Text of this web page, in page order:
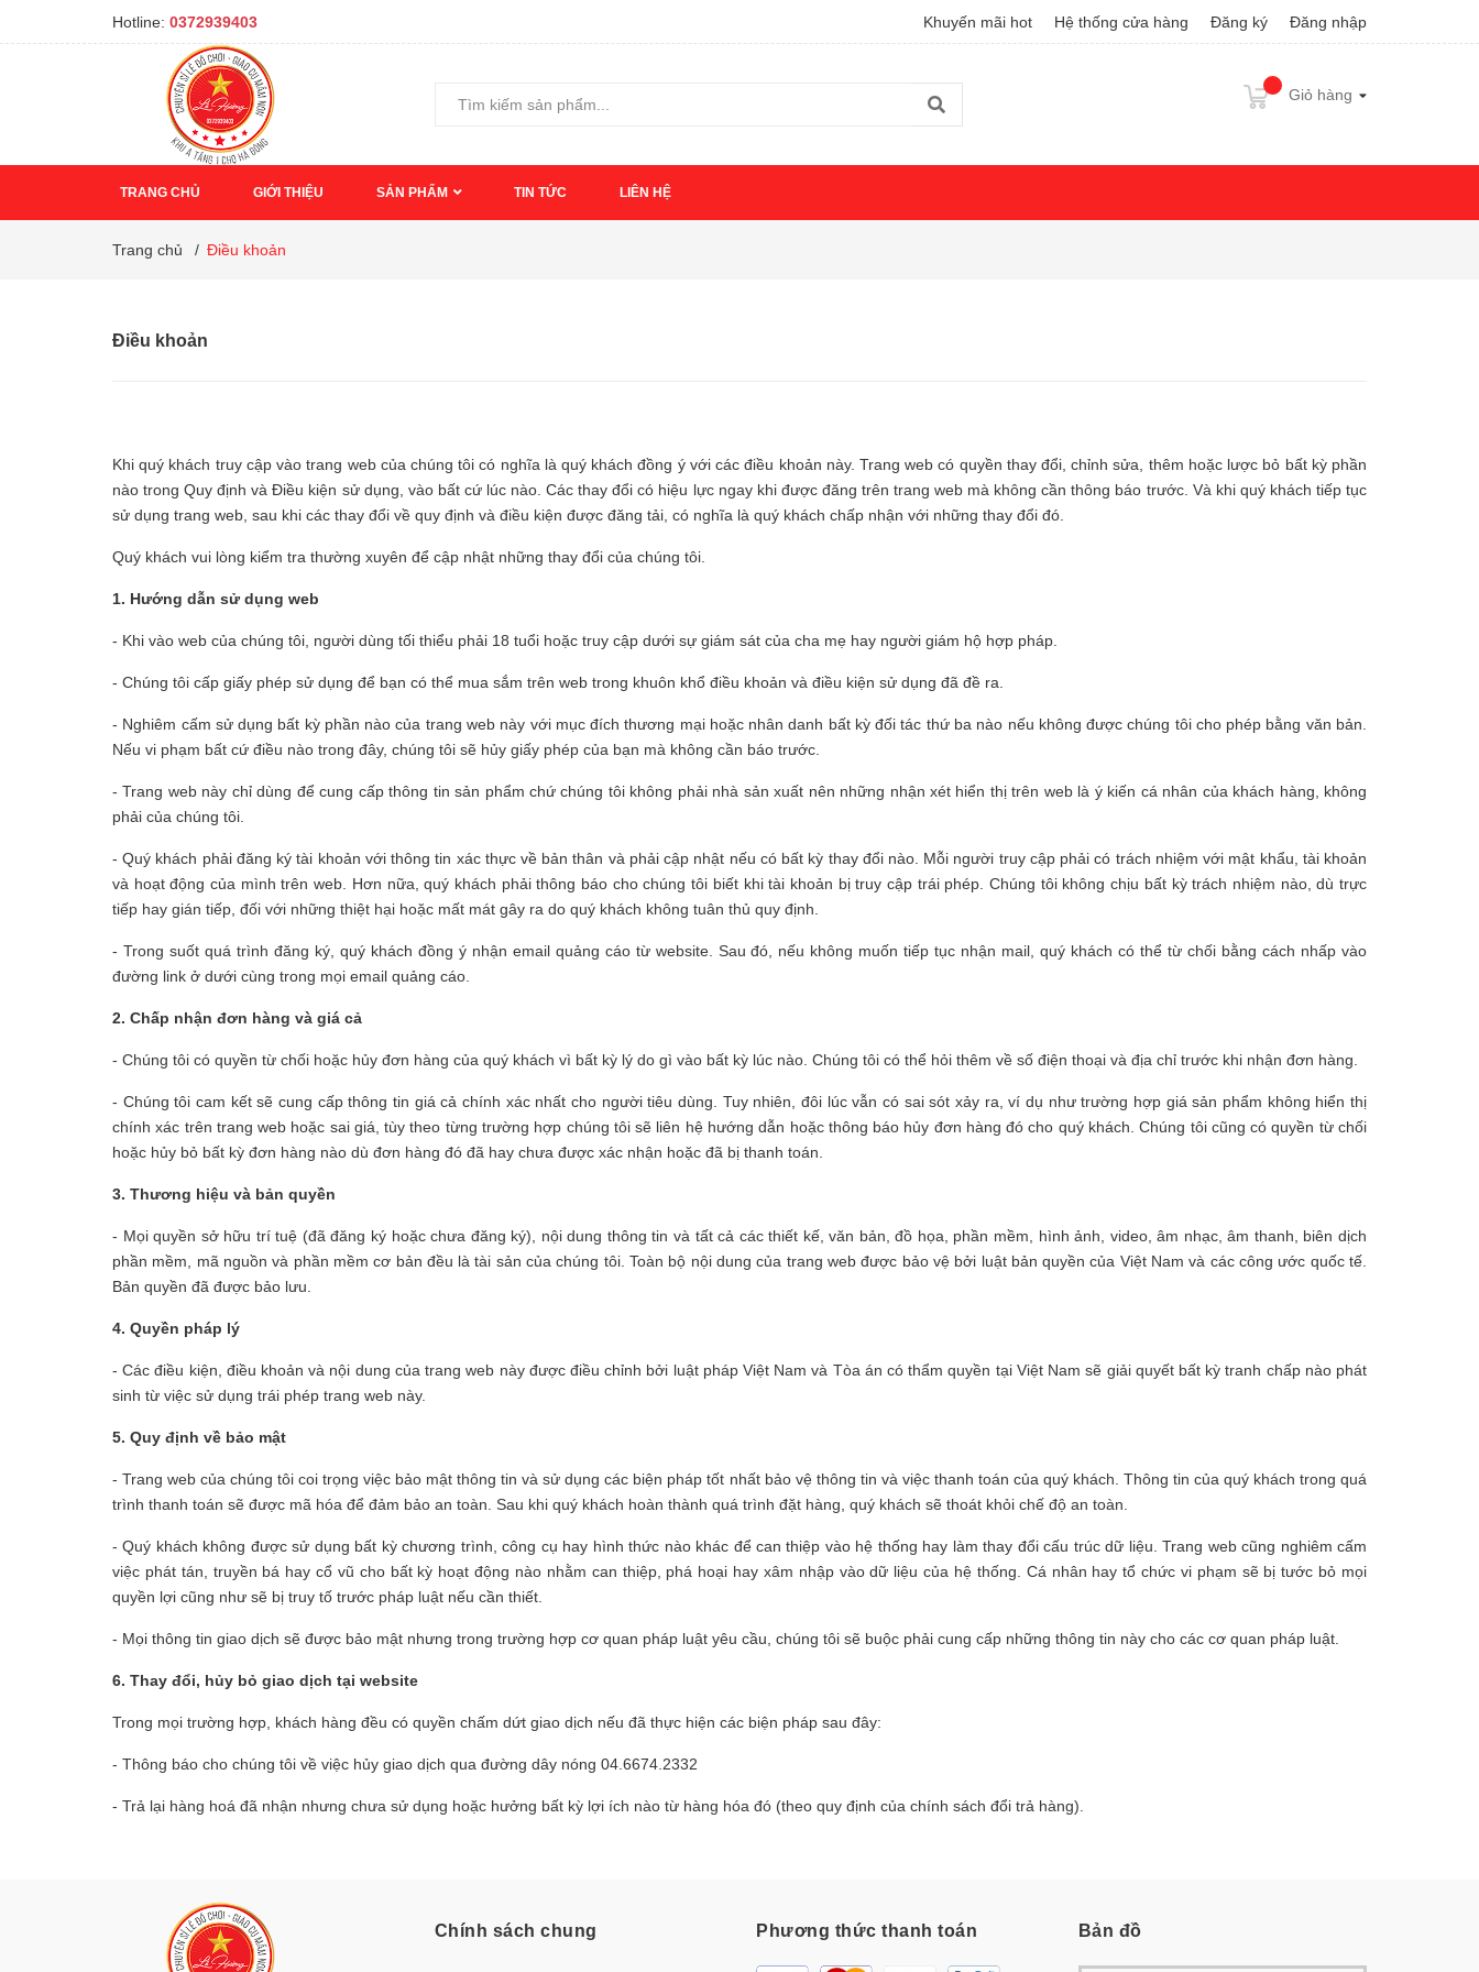
Hotline: 0372939403 Khuyến mãi hot Hệ thống cửa hàng Đăng ký Đăng nhập
Giỏ hàng
TRANG CHỦ GIỚI THIỆU SẢN PHẨM TIN TỨC LIÊN HỆ
Trang chủ / Điều khoản
Điều khoản
Khi quý khách truy cập vào trang web của chúng tôi có nghĩa là quý khách đồng ý với các điều khoản này. Trang web có quyền thay đổi, chỉnh sửa, thêm hoặc lược bỏ bất kỳ phần
nào trong Quy định và Điều kiện sử dụng, vào bất cứ lúc nào. Các thay đổi có hiệu lực ngay khi được đăng trên trang web mà không cần thông báo trước. Và khi quý khách tiếp tục
sử dụng trang web, sau khi các thay đổi về quy định và điều kiện được đăng tải, có nghĩa là quý khách chấp nhận với những thay đổi đó.
Quý khách vui lòng kiểm tra thường xuyên để cập nhật những thay đổi của chúng tôi.
1. Hướng dẫn sử dụng web
- Khi vào web của chúng tôi, người dùng tối thiểu phải 18 tuổi hoặc truy cập dưới sự giám sát của cha mẹ hay người giám hộ hợp pháp.
- Chúng tôi cấp giấy phép sử dụng để bạn có thể mua sắm trên web trong khuôn khổ điều khoản và điều kiện sử dụng đã đề ra.
- Nghiêm cấm sử dụng bất kỳ phần nào của trang web này với mục đích thương mại hoặc nhân danh bất kỳ đối tác thứ ba nào nếu không được chúng tôi cho phép bằng văn bản.
Nếu vi phạm bất cứ điều nào trong đây, chúng tôi sẽ hủy giấy phép của bạn mà không cần báo trước.
- Trang web này chỉ dùng để cung cấp thông tin sản phẩm chứ chúng tôi không phải nhà sản xuất nên những nhận xét hiển thị trên web là ý kiến cá nhân của khách hàng, không
phải của chúng tôi.
- Quý khách phải đăng ký tài khoản với thông tin xác thực về bản thân và phải cập nhật nếu có bất kỳ thay đổi nào. Mỗi người truy cập phải có trách nhiệm với mật khẩu, tài khoản
và hoạt động của mình trên web. Hơn nữa, quý khách phải thông báo cho chúng tôi biết khi tài khoản bị truy cập trái phép. Chúng tôi không chịu bất kỳ trách nhiệm nào, dù trực
tiếp hay gián tiếp, đối với những thiệt hại hoặc mất mát gây ra do quý khách không tuân thủ quy định.
- Trong suốt quá trình đăng ký, quý khách đồng ý nhận email quảng cáo từ website. Sau đó, nếu không muốn tiếp tục nhận mail, quý khách có thể từ chối bằng cách nhấp vào
đường link ở dưới cùng trong mọi email quảng cáo.
2. Chấp nhận đơn hàng và giá cả
- Chúng tôi có quyền từ chối hoặc hủy đơn hàng của quý khách vì bất kỳ lý do gì vào bất kỳ lúc nào. Chúng tôi có thể hỏi thêm về số điện thoại và địa chỉ trước khi nhận đơn hàng.
- Chúng tôi cam kết sẽ cung cấp thông tin giá cả chính xác nhất cho người tiêu dùng. Tuy nhiên, đôi lúc vẫn có sai sót xảy ra, ví dụ như trường hợp giá sản phẩm không hiển thị
chính xác trên trang web hoặc sai giá, tùy theo từng trường hợp chúng tôi sẽ liên hệ hướng dẫn hoặc thông báo hủy đơn hàng đó cho quý khách. Chúng tôi cũng có quyền từ chối
hoặc hủy bỏ bất kỳ đơn hàng nào dù đơn hàng đó đã hay chưa được xác nhận hoặc đã bị thanh toán.
3. Thương hiệu và bản quyền
- Mọi quyền sở hữu trí tuệ (đã đăng ký hoặc chưa đăng ký), nội dung thông tin và tất cả các thiết kế, văn bản, đồ họa, phần mềm, hình ảnh, video, âm nhạc, âm thanh, biên dịch
phần mềm, mã nguồn và phần mềm cơ bản đều là tài sản của chúng tôi. Toàn bộ nội dung của trang web được bảo vệ bởi luật bản quyền của Việt Nam và các công ước quốc tế.
Bản quyền đã được bảo lưu.
4. Quyền pháp lý
- Các điều kiện, điều khoản và nội dung của trang web này được điều chỉnh bởi luật pháp Việt Nam và Tòa án có thẩm quyền tại Việt Nam sẽ giải quyết bất kỳ tranh chấp nào phát
sinh từ việc sử dụng trái phép trang web này.
5. Quy định về bảo mật
- Trang web của chúng tôi coi trọng việc bảo mật thông tin và sử dụng các biện pháp tốt nhất bảo vệ thông tin và việc thanh toán của quý khách. Thông tin của quý khách trong quá
trình thanh toán sẽ được mã hóa để đảm bảo an toàn. Sau khi quý khách hoàn thành quá trình đặt hàng, quý khách sẽ thoát khỏi chế độ an toàn.
- Quý khách không được sử dụng bất kỳ chương trình, công cụ hay hình thức nào khác để can thiệp vào hệ thống hay làm thay đổi cấu trúc dữ liệu. Trang web cũng nghiêm cấm
việc phát tán, truyền bá hay cổ vũ cho bất kỳ hoạt động nào nhằm can thiệp, phá hoại hay xâm nhập vào dữ liệu của hệ thống. Cá nhân hay tổ chức vi phạm sẽ bị tước bỏ mọi
quyền lợi cũng như sẽ bị truy tố trước pháp luật nếu cần thiết.
- Mọi thông tin giao dịch sẽ được bảo mật nhưng trong trường hợp cơ quan pháp luật yêu cầu, chúng tôi sẽ buộc phải cung cấp những thông tin này cho các cơ quan pháp luật.
6. Thay đổi, hủy bỏ giao dịch tại website
Trong mọi trường hợp, khách hàng đều có quyền chấm dứt giao dịch nếu đã thực hiện các biện pháp sau đây:
- Thông báo cho chúng tôi về việc hủy giao dịch qua đường dây nóng 04.6674.2332
- Trả lại hàng hoá đã nhận nhưng chưa sử dụng hoặc hưởng bất kỳ lợi ích nào từ hàng hóa đó (theo quy định của chính sách đổi trả hàng).
Chính sách chung Phương thức thanh toán Bản đồ